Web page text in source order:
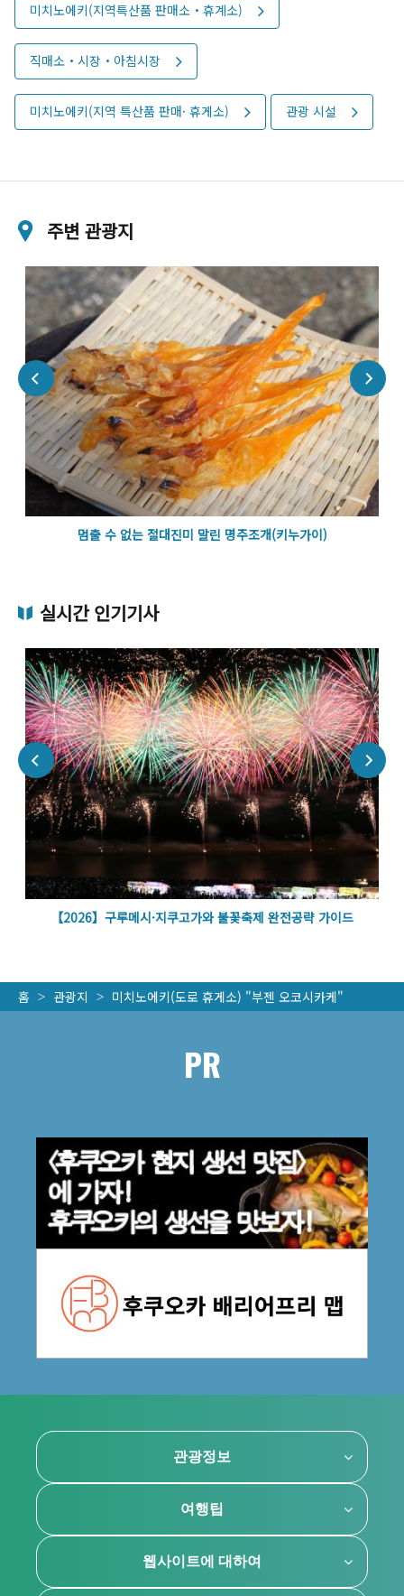
미치노에키(지역특산품 판매소・휴계소)
직매소・시장・아침시장
미치노에키(지역 특산품 판매· 휴게소) 관광 시설
주변 관광지
멈출 수 없는 절대진미 말린 명주조개(키누가이)
실시간 인기기사
【2026】구루메시·지쿠고가와 불꽃축제 완전공략 가이드
홈 관광지 미치노에키(도로 휴게소) "부젠 오코시카케"
PR
관광정보
여행팁
웹사이트에 대하여